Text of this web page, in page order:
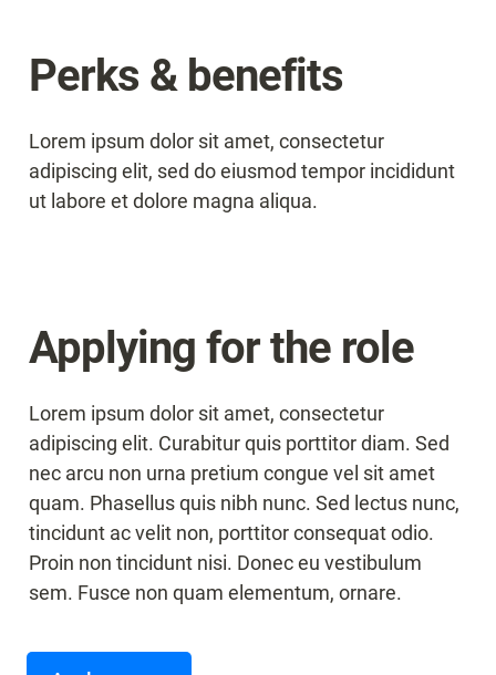
Perks & benefits
Lorem ipsum dolor sit amet, consectetur
adipiscing elit, sed do eiusmod tempor incididunt
ut labore et dolore magna aliqua.
Applying for the role
Lorem ipsum dolor sit amet, consectetur
adipiscing elit. Curabitur quis porttitor diam. Sed
nec arcu non urna pretium congue vel sit amet
quam. Phasellus quis nibh nunc. Sed lectus nunc,
tincidunt ac velit non, porttitor consequat odio.
Proin non tincidunt nisi. Donec eu vestibulum
sem. Fusce non quam elementum, ornare.